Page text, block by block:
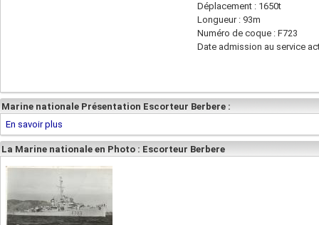
Déplacement : 1650t
Longueur : 93m
Numéro de coque : F723
Date admission au service
Marine nationale Présentation Escorteur Berbere :
En savoir plus
La Marine nationale en Photo : Escorteur Berbere